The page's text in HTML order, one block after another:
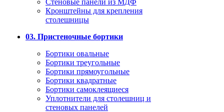
Стеновые панели из МДФ
Кронштейны для крепления
столешницы
03. Пристеночные бортики
Бортики овальные
Бортики треугольные
Бортики прямоугольные
Бортики квадратные
Бортики самоклеящиеся
Уплотнители для столешниц и
стеновых панелей